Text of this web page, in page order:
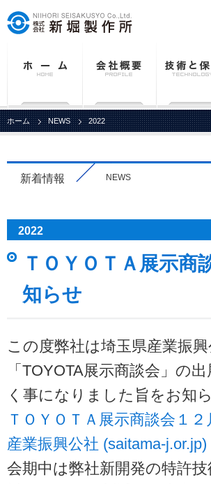
ホーム NEWS 2022
新着情報 NEWS
2022
ＴＯＹＯＴＡ展示商
知らせ
この度弊社は埼玉県産業振
「TOYOTA展示商談会」の
く事になりました旨をお知
ＴＯＹＯＴＡ展示商談会１
産業振興公社 (saitama-j.or.jp)
会期中は弊社新開発の特許